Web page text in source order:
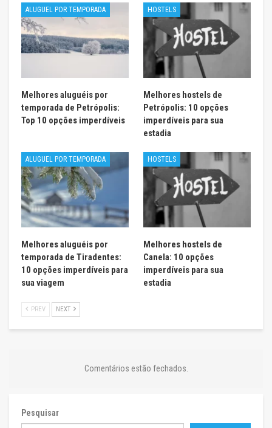
ALUGUEL POR TEMPORADA
Melhores aluguéis por
temporada de Petrópolis:
Top 10 opções imperdíveis
HOSTELS
Melhores hostels de
Petrópolis: 10 opções
imperdíveis para sua
estadia
ALUGUEL POR TEMPORADA
Melhores aluguéis por
temporada de Tiradentes:
10 opções imperdíveis para
sua viagem
HOSTELS
Melhores hostels de
Canela: 10 opções
imperdíveis para sua
estadia
PREV NEXT
Comentários estão fechados.
Pesquisar